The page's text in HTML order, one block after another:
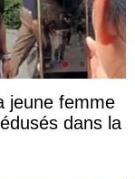
jeune femme
dans la